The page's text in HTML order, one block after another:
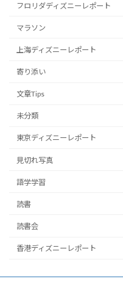
フロリダディズニーレポート
マラソン
上海ディズニーレポート
寄り添い
文章Tips
未分類
東京ディズニーレポート
見切れ写真
語学学習
読書
読書会
香港ディズニーレポート